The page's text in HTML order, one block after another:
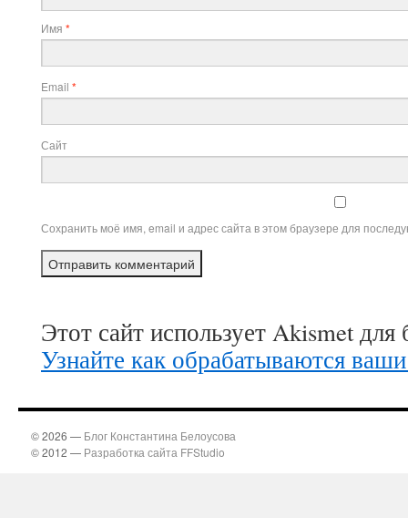
Имя *
Email *
Сайт
Сохранить моё имя, email и адрес сайта в этом браузере для
Этот сайт использует Akismet
Узнайте как обрабатываются
© 2026 — Блог Константина Белоусова
© 2012 — Разработка сайта FFStudio